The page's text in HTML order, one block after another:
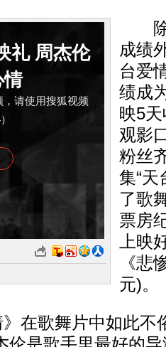
礼 周杰伦
情
请使用搜狐视频
除
成绩
台爱
绩成
映5
观影
粉丝
集“天
了歌
票房
上映
《悲
元)。
歌舞片中如此不